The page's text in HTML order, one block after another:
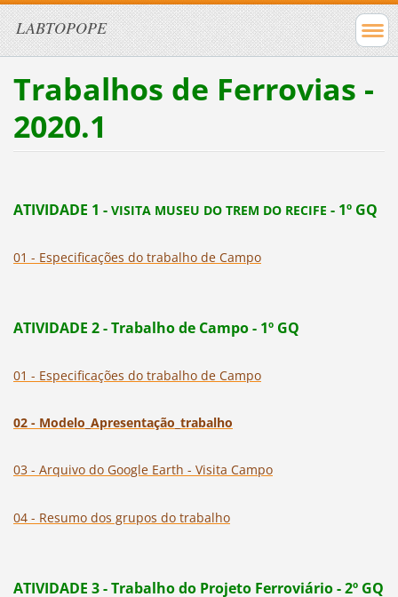
LABTOPOPE
Trabalhos de Ferrovias -
2020.1
ATIVIDADE 1 - VISITA MUSEU DO TREM DO RECIFE - 1º GQ
01 - Especificações do trabalho de Campo
ATIVIDADE 2 - Trabalho de Campo- 1º GQ
01 - Especificações do trabalho de Campo
02 - Modelo_Apresentação_trabalho
03 - Arquivo do Google Earth - Visita Campo
04 - Resumo dos grupos do trabalho
ATIVIDADE 3 -Trabalho do Projeto Ferroviário - 2º GQ